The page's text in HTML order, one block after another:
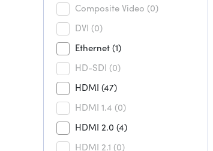
Composite Video (0)
DVI (0)
Ethernet(1)
HD-SDI (0)
HDMI (47)
HDMI 1.4 (0)
HDMI 2.0 (4)
HDMI 2.1 (0)